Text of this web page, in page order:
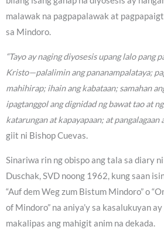
malawak na pagpapalawak at
sa Mindoro.
“Tayo ay naging diyosesis upang lalo pang
Kristo—palalimin ang pananampalataya;
mahihirap; ihain ang kabataan; samahan
ipagtanggol ang dignidad ng bawat tao at
katarungan at kapayapaan; at pangalagaan
giit ni Bishop Cuevas.
Sinariwa rin ng obispo ang tala sa diary
Duschak, SVD noong 1962, kung saan
“Auf dem Weg zum Bistum Mindoro” o
of Mindoro” na aniya’y sa kasalukuyan
makalipas ang mahigit anim na dekada.